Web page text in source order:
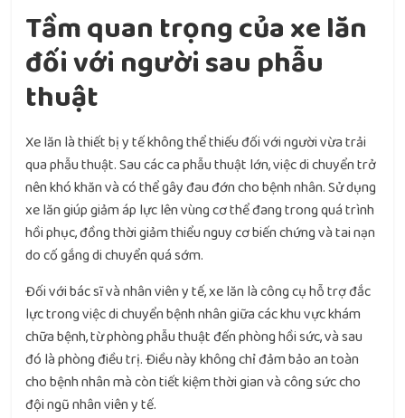
Tầm quan trọng của xe lăn
đối với người sau phẫu
thuật
Xe lăn là thiết bị y tế không thể thiếu đối với người vừa trải
qua phẫu thuật. Sau các ca phẫu thuật lớn, việc di chuyển trở
nên khó khăn và có thể gây đau đớn cho bệnh nhân. Sử dụng
xe lăn giúp giảm áp lực lên vùng cơ thể đang trong quá trình
hồi phục, đồng thời giảm thiểu nguy cơ biến chứng và tai nạn
do cố gắng di chuyển quá sớm.
Đối với bác sĩ và nhân viên y tế, xe lăn là công cụ hỗ trợ đắc
lực trong việc di chuyển bệnh nhân giữa các khu vực khám
chữa bệnh, từ phòng phẫu thuật đến phòng hồi sức, và sau
đó là phòng điều trị. Điều này không chỉ đảm bảo an toàn
cho bệnh nhân mà còn tiết kiệm thời gian và công sức cho
đội ngũ nhân viên y tế.